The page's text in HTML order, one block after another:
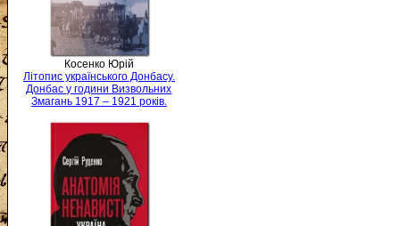
Косенко Юрій
Літопис українського Донбасу.
Донбас у години Визвольних
Змагань 1917 – 1921 років.